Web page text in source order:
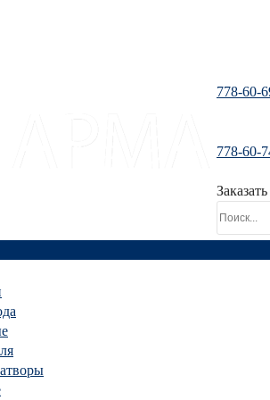
778-60-
778-60-